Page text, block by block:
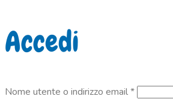
Accedi
Nome utente o indirizzo email*Richiesto